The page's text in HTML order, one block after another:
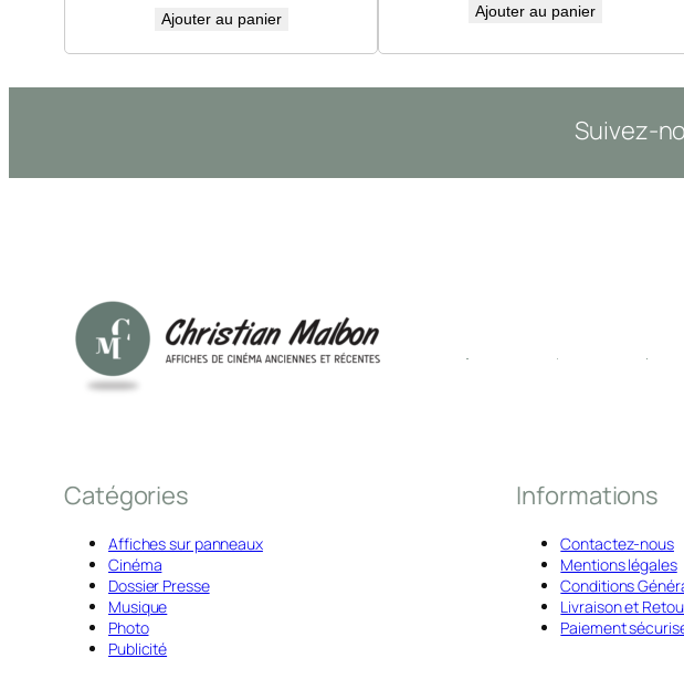
Ajouter au panier Ajouter au panier
Suivez-
Catégories
Affiches sur panneaux
Cinéma
Dossier Presse
Musique
Photo
Publicité
Informations
Contactez-nous
Mentions légales
Conditions
Livraison et
Paiement